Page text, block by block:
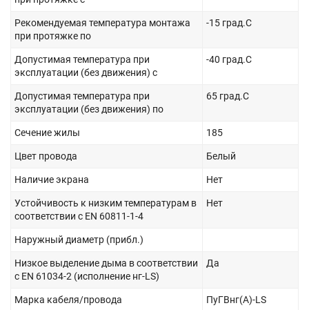
Рекомендуемая температура монтажа
при протяжке по
-15 град.C
Допустимая температура при
эксплуатации (без движения) с
-40 град.C
Допустимая температура при
эксплуатации (без движения) по
65 град.C
Сечение жилы 185
Цвет провода Белый
Наличие экрана Нет
Устойчивость к низким температурам в
соответствии с EN 60811-1-4
Нет
Наружный диаметр (прибл.)
Низкое выделение дыма в соответствии
с EN 61034-2 (исполнение нг-LS)
Да
Марка кабеля/провода ПуГВнг(А)-LS